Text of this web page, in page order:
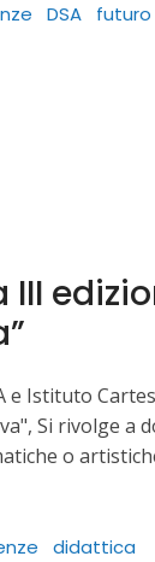
DSA
futuro
e Istituto
Si rivolge
o
didattica